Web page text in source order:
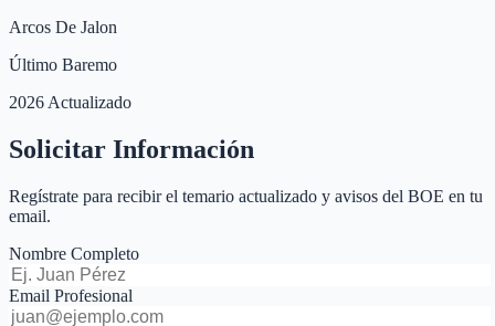
Arcos De Jalon
Último Baremo
2026 Actualizado
Solicitar Información
Regístrate para recibir el temario actualizado y avisos del BOE en tu
email.
Nombre Completo
Email Profesional